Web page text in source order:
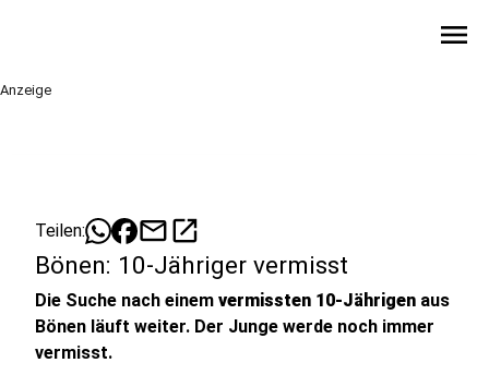
menu
Anzeige
Teilen: mailopen_in_new
Bönen: 10-Jähriger vermisst
Die Suche nach einem vermissten 10-Jährigen aus
Bönen läuft weiter. Der Junge werde noch immer
vermisst.